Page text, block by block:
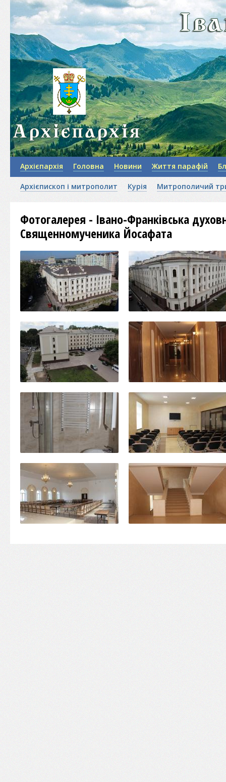
Архієпархія Головна Новини Життя парафій
Архієпископ і митрополит Курія Митрополичий
Фотогалерея - Івано-Франківська
Священномученика Йосафата